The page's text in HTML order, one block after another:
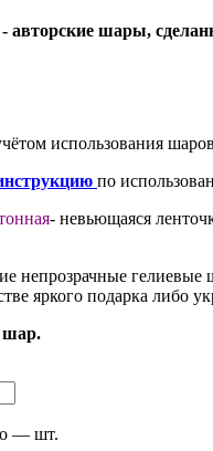
- авторские шары,
использования
по
- невьющаяся
непрозрачные
яркого подарка либо
шар.
— шт.